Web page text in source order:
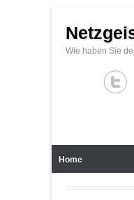
Wie haben Sie
Home